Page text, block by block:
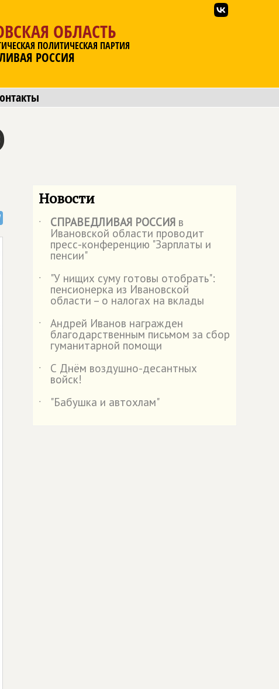
ОБЛАСТЬ
ПОЛИТИЧЕСКАЯ ПАРТИЯ
РОССИЯ
Новости
˙ СПРАВЕДЛИВАЯ РОССИЯ в
Ивановской области проводит
пресс-конференцию "Зарплаты и
пенсии"
˙
"У нищих суму готовы отобрать":
пенсионерка из Ивановской
области – о налогах на вклады
˙
Андрей Иванов награжден
благодарственным письмом за сбор
гуманитарной помощи
˙
С Днём воздушно-десантных
войск!
˙
"Бабушка и автохлам"